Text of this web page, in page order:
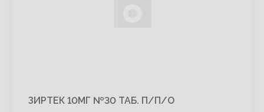
ЗИРТЕК 10МГ №30 ТАБ. П/П/О